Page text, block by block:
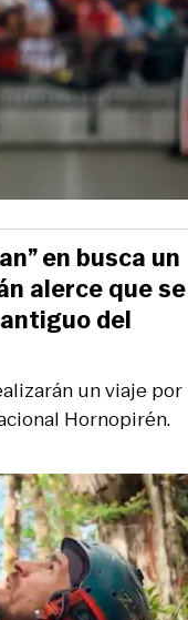
un viaje por
Hornopirén.
en busca un
alerce que se
del